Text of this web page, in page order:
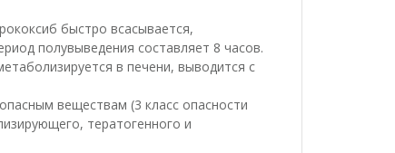
быстро всасывается,
полувыведения составляет 8 часов.
в печени, выводится с
веществам (3 класс опасности
тератогенного и